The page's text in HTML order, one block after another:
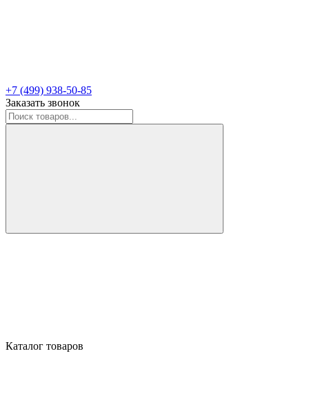
+7 (499) 938-50-85
Заказать звонок
Каталог товаров